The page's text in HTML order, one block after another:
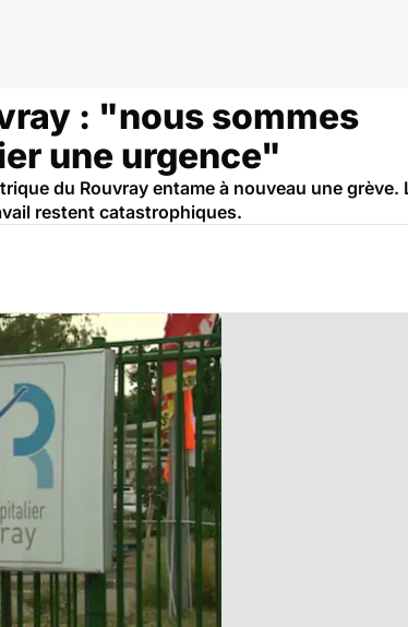
: "nous sommes
une urgence"
du Rouvray entame à nouveau une grève.
restent catastrophiques.